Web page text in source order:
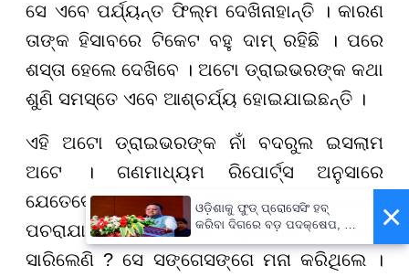
ସେ ଏବେ ପର୍ଯ୍ୟନ୍ତ ଫିଲ୍ମ ଦେଖିନାହାନ୍ତି । କାରଣ
ତାଙ୍କ ହିସାବରେ ଟିକେଟ ବହୁ ଦାମ୍ ରହିଛି । ପରେ
ଶସ୍ତା ହେଲେ ଦେଖିବେ । ଅଟୋ ଡ୍ରାଇଭରଙ୍କ କଥା
ଶୁଣି ସମସ୍ତେ ଏବେ ଆଶ୍ଚର୍ଯ୍ୟ ହୋଇଯାଇଛନ୍ତି ।
ଏହି ଅଟୋ ଡ୍ରାଇଭରଙ୍କ ନାଁ ବଦରୁଲ ଇସଲାମ
ଅଟେ । ଗଣମାଧ୍ୟମ ରିପୋର୍ଟ୍ସ ଅନୁସାରେ
ଯେତେବେଳେ ଏକ ଭିଡ଼ିଓରେ ବଦରୁଲଙ୍କୁ
ପଚରାଯାଇଥିଲା କି କ’ଣ ‘ଧୁରନ୍ଧର ୨’ ଦେଖି
ସାରିଲେଣି ? ସେ ସଙ୍ଗେସଙ୍ଗେ ମନା କରିଥିଲେ ।
×
ଓଡ଼ିଶାକୁ ଫୁଡ୍ ପ୍ରୋସେସିଂ ହବ୍
କରିବା ଦିଗରେ ବଡ଼ ପଦକ୍ଷେପ, ୪୨